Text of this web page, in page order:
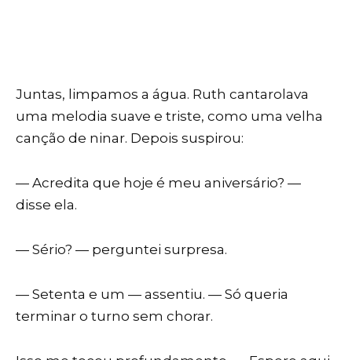
Juntas, limpamos a água. Ruth cantarolava
uma melodia suave e triste, como uma velha
canção de ninar. Depois suspirou:
— Acredita que hoje é meu aniversário? —
disse ela.
— Sério? — perguntei surpresa.
— Setenta e um — assentiu. — Só queria
terminar o turno sem chorar.